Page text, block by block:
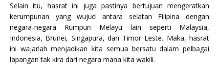
Selain itu, hasrat ini juga pastinya bertujuan mengeratkan
kerumpunan yang wujud antara selatan Filipina dengan
negara-negara Rumpun Melayu lain seperti Malaysia,
Indonesia, Brunei, Singapura, dan Timor Leste. Maka, hasrat
ini wajarlah menjadikan kita semua bersatu dalam pelbagai
lapangan tak kira dari negara mana kita wakili.